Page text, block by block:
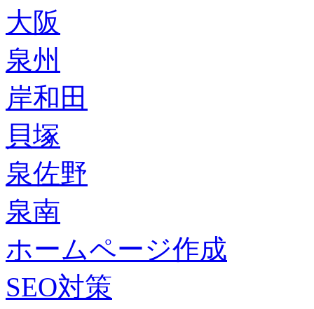
大阪
泉州
岸和田
貝塚
泉佐野
泉南
ホームページ作成
SEO対策